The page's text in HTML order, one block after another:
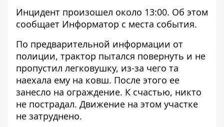
Инцидент произошел около 13:00. Об этом
сообщает Информатор с места события.
По предварительной информации от
полиции, трактор пытался повернуть и не
пропустил легковушку, из-за чего та
наехала ему на ковш. После этого ее
занесло на ограждение. К счастью, никто
не пострадал. Движение на этом участке
не затруднено.